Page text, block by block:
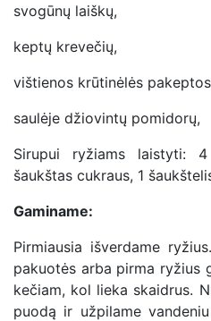
svogūnų laiškų,
keptų krevečių,
vištienos krūtinėlės
saulėje džiovintų pomidorų,
Sirupui ryžiams laistyti:
šaukštas cukraus, 1
Gaminame:
Pirmiausia išverdame
pakuotės arba pirma ryžius
kečiam, kol lieka skaidrus.
puodą ir užpilame